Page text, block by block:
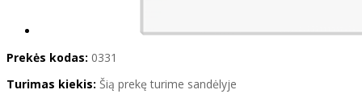
Prekės kodas: 0331
Turimas kiekis: Šią prekę turime sandėlyje